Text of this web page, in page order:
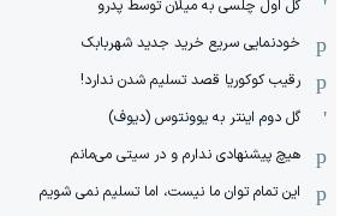
گل اول چلسی به میلان توسط پدرو
خودنمایی سریع خرید جدید شهربابک
رقیب کوکوریا قصد تسلیم شدن ندارد!
گل دوم اینتر به یوونتوس (دیوف)
هیچ پیشنهادی ندارم و در سیتی می‌مانم
این تمام توان ما نیست، اما تسلیم نمی شویم